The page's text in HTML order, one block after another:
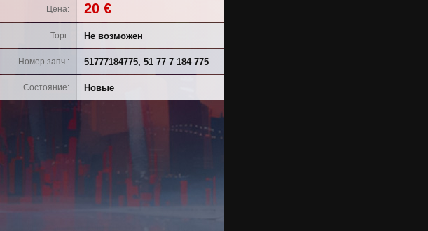
Цена 20 €
Торг Не возможен
Номер запч. 51777184775, 51 77 7 184 775
Состояние Новые